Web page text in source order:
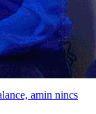
amin nincs